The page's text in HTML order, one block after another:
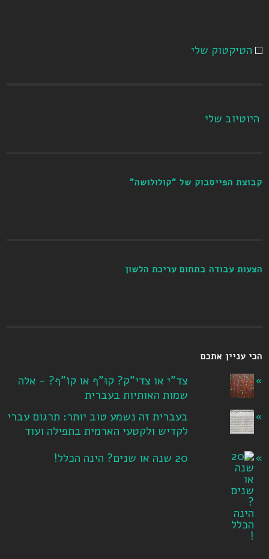
הטיקטוק שלי
היוטיוב שלי
קבוצת הפייסבוק של "קולולושה"
הצעות עבודה בתחום עריכת הלשון
הכי עניין אתכם
צד"י או צדי"ק? קוּ"ף או קוֹ"ף? - אלה
שמות האותיות בעברית
בעברית זה נשמע טוב יותר: תרגום עברי
לקדיש ולקטעי הארמית בתפילה ועוד
20 שנה או שנים? הינה הכלל!